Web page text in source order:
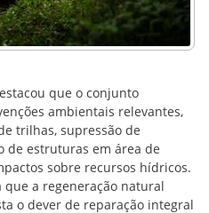
que o conjunto
ambientais relevantes,
trilhas, supressão de
de estruturas em área de
sobre recursos hídricos.
a regeneração natural
o dever de reparação integral